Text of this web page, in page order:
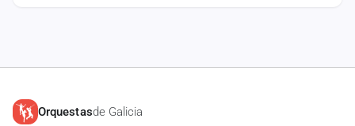
Orquestasde Galicia